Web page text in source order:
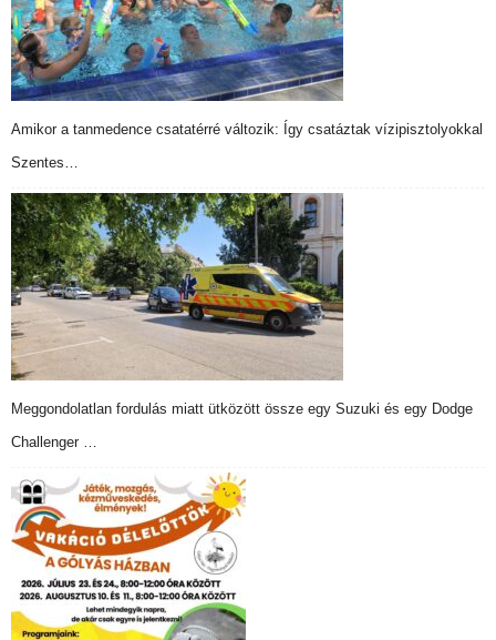
Amikor a tanmedence csatatérré változik: Így csatáztak vízipisztolyokkal
Szentes…
Meggondolatlan fordulás miatt ütközött össze egy Suzuki és egy Dodge
Challenger …